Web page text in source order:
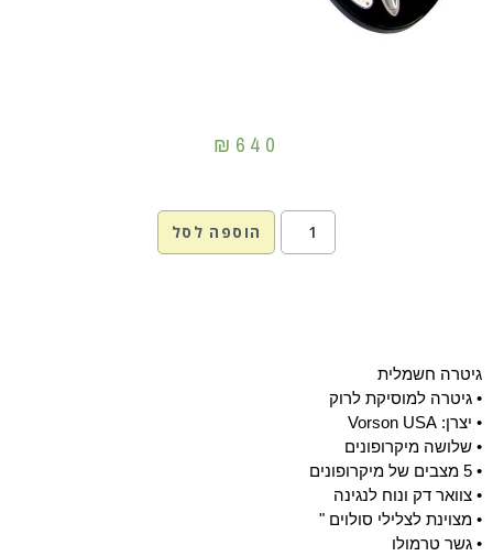
₪ 640
הוספה לסל
גיטרה חשמלית
• גיטרה למוסיקת לרוק
• יצרן: Vorson USA
• שלושה מיקרופונים
• 5 מצבים של מיקרופונים
• צוואר דק ונוח לנגינה
• מצוינת לצלילי סולוים "
• גשר טרמולו